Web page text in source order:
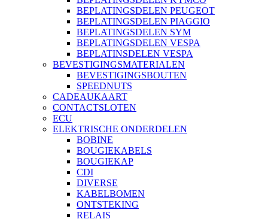
BEPLATINGSDELEN PEUGEOT
BEPLATINGSDELEN PIAGGIO
BEPLATINGSDELEN SYM
BEPLATINGSDELEN VESPA
BEPLATINSDELEN VESPA
BEVESTIGINGSMATERIALEN
BEVESTIGINGSBOUTEN
SPEEDNUTS
CADEAUKAART
CONTACTSLOTEN
ECU
ELEKTRISCHE ONDERDELEN
BOBINE
BOUGIEKABELS
BOUGIEKAP
CDI
DIVERSE
KABELBOMEN
ONTSTEKING
RELAIS